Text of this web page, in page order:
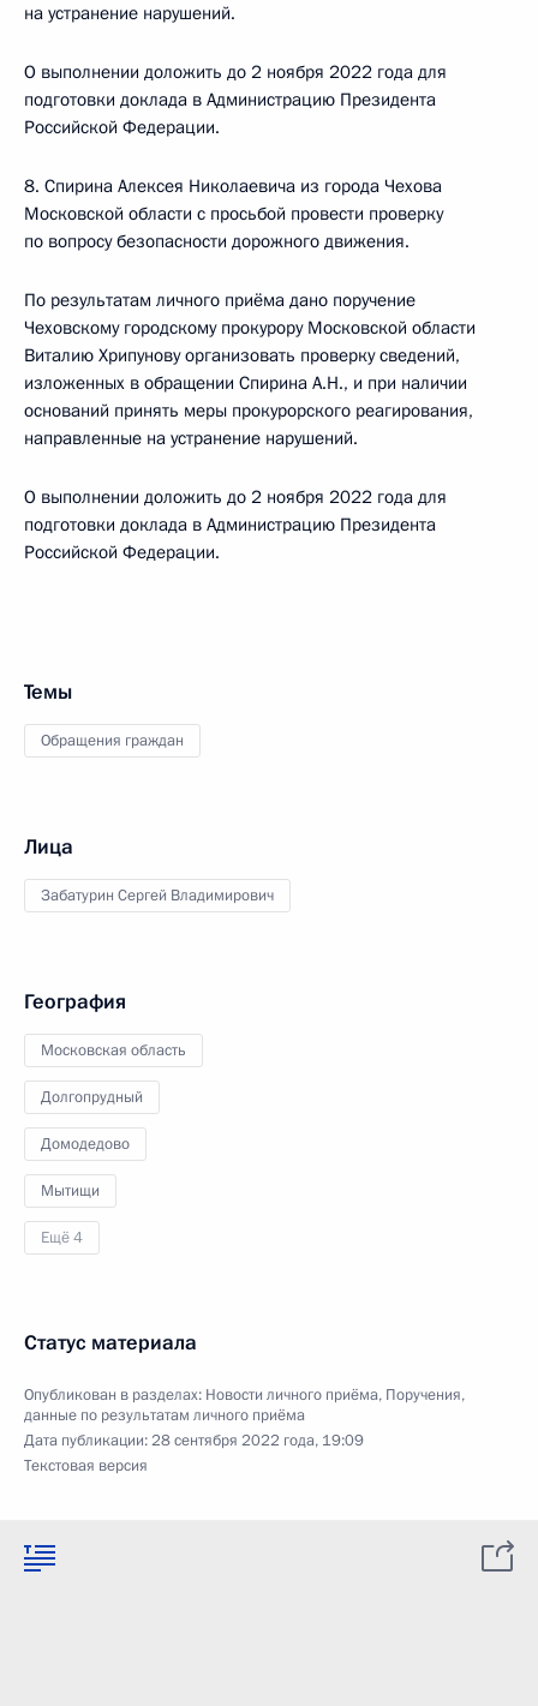
на устранение нарушений.
О выполнении доложить до 2 ноября 2022 года для
подготовки доклада в Администрацию Президента
Российской Федерации.
8. Спирина Алексея Николаевича из города Чехова
Московской области с просьбой провести проверку
по вопросу безопасности дорожного движения.
По результатам личного приёма дано поручение
Чеховскому городскому прокурору Московской области
Виталию Хрипунову организовать проверку сведений,
изложенных в обращении Спирина А.Н., и при наличии
оснований принять меры прокурорского реагирования,
направленные на устранение нарушений.
О выполнении доложить до 2 ноября 2022 года для
подготовки доклада в Администрацию Президента
Российской Федерации.
Темы
Обращения граждан
Лица
Забатурин Сергей Владимирович
География
Московская область
Долгопрудный
Домодедово
Мытищи
Ещё 4
Статус материала
Опубликован в разделах: Новости личного приёма, Поручения,
данные по результатам личного приёма
Дата публикации:28 сентября 2022 года, 19:09
Текстовая версия